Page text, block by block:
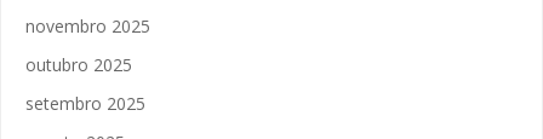
novembro 2025
outubro 2025
setembro 2025